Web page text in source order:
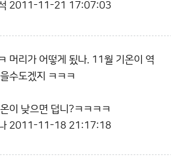
2011-11-21 17:07:03
머리가 어떻게 됬나. 11월 기온이 역
수도겠지 ㅋㅋㅋ
이 낮으면 덥니?ㅋㅋㅋㅋ
2011-11-18 21:17:18